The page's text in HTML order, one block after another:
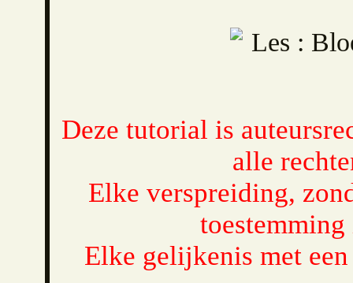
Deze tutorial is
alle
Elke verspreiding,
Elke gelijkenis met